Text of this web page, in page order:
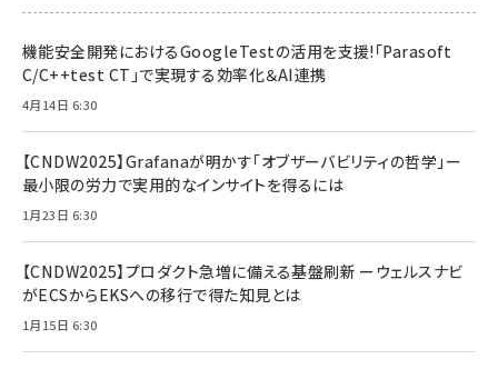
機能安全開発におけるGoogleTestの活用を支援!「Parasoft
C/C++test CT」で実現する効率化＆AI連携
4月14日 6:30
【CNDW2025】Grafanaが明かす「オブザーバビリティの哲学」ー
最小限の労力で実用的なインサイトを得るには
1月23日 6:30
【CNDW2025】プロダクト急増に備える基盤刷新 ーウェルスナビ
がECSからEKSへの移行で得た知見とは
1月15日 6:30